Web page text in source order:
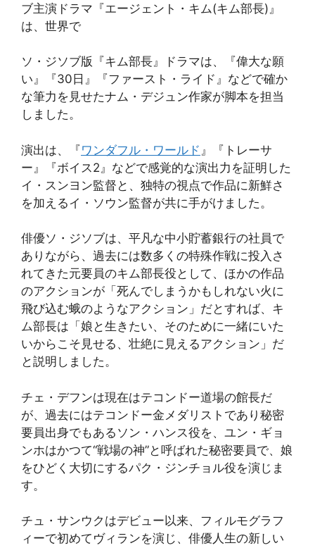
ブ主演ドラマ『エージェント・キム(キム部長)』
は、世界で
ソ・ジソブ版『キム部長』ドラマは、『偉大な願
い』『30日』『ファースト・ライド』などで確か
な筆力を見せたナム・デジュン作家が脚本を担当
しました。
演出は、『 ワンダフル・ワールド 』『トレーサ
ー』『ボイス2』などで感覚的な演出力を証明した
イ・スンヨン監督と、独特の視点で作品に新鮮さ
を加えるイ・ソウン監督が共に手がけました。
俳優ソ・ジソブは、平凡な中小貯蓄銀行の社員で
ありながら、過去には数多くの特殊作戦に投入さ
れてきた元要員のキム部長役として、ほかの作品
のアクションが「死んでしまうかもしれない火に
飛び込む蛾のようなアクション」だとすれば、キ
ム部長は「娘と生きたい、そのために一緒にいた
いからこそ見せる、壮絶に見えるアクション」だ
と説明しました。
チェ・デフンは現在はテコンドー道場の館長だ
が、過去にはテコンドー金メダリストであり秘密
要員出身でもあるソン・ハンス役を、ユン・ギョ
ンホはかつて“戦場の神”と呼ばれた秘密要員で、娘
をひどく大切にするパク・ジンチョル役を演じま
す。
チュ・サンウクはデビュー以来、フィルモグラフ
ィーで初めてヴィランを演じ、俳優人生の新しい